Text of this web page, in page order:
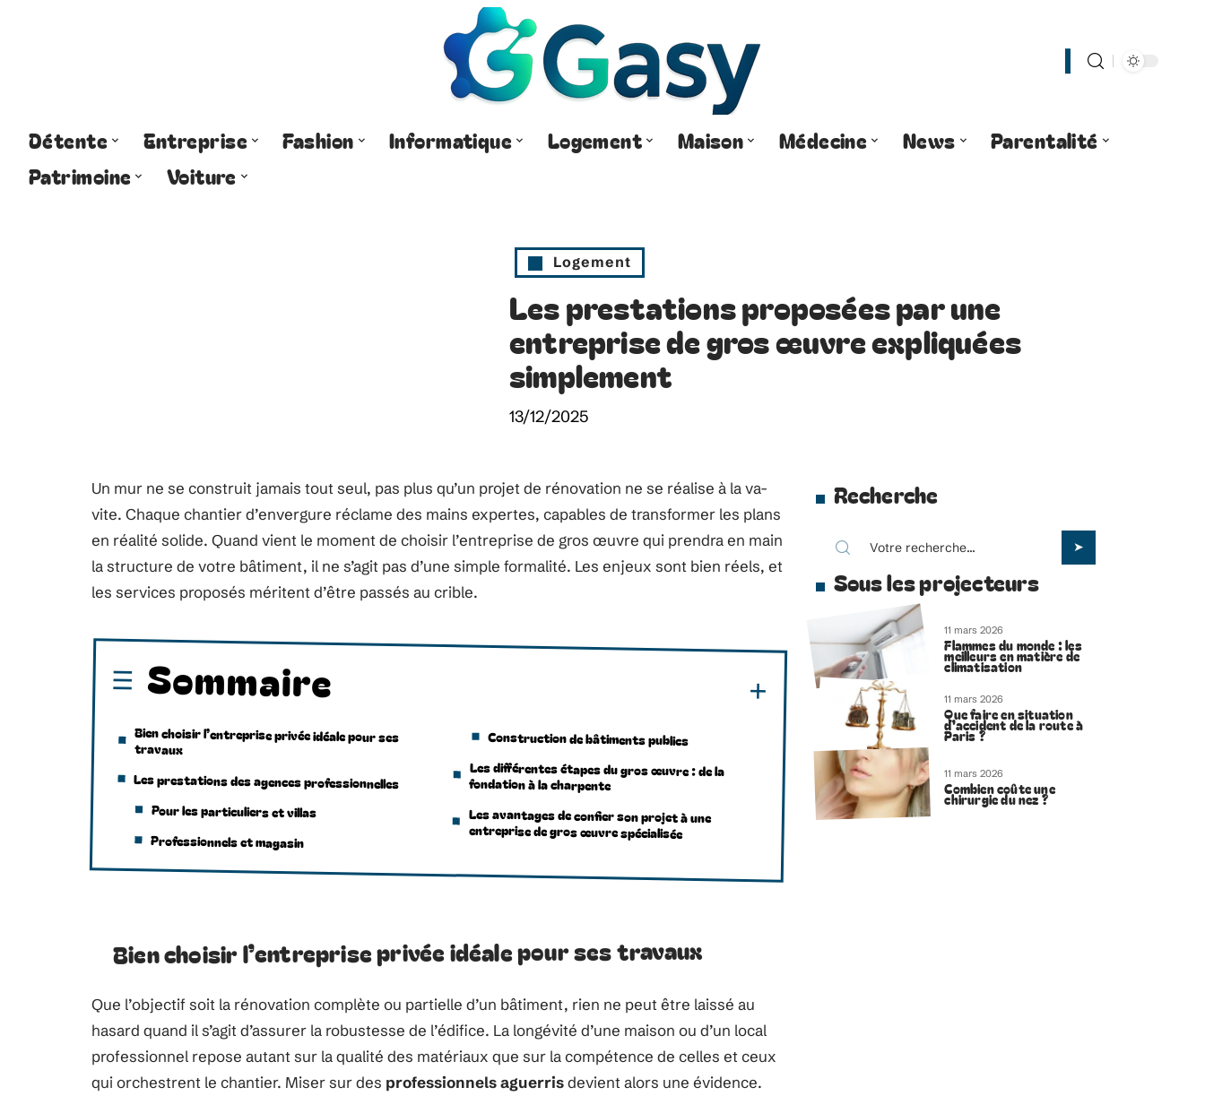
Détente Entreprise Fashion Informatique Logement Maison Médecine News
Parentalité
Patrimoine
Voiture
Logement
Les prestations proposées par une
entreprise de gros œuvre expliquées
simplement
13/12/2025
Un mur ne se construit jamais tout seul, pas plus qu’un projet de rénovation ne se réalise à la va-
vite. Chaque chantier d’envergure réclame des mains expertes, capables de transformer les plans
en réalité solide. Quand vient le moment de choisir l’entreprise de gros œuvre qui prendra en main
la structure de votre bâtiment, il ne s’agit pas d’une simple formalité. Les enjeux sont bien réels, et
les services proposés méritent d’être passés au crible.
Sommaire
Bien choisir l’entreprise privée idéale pour ses
travaux
Les prestations des agences professionnelles
Pour les particuliers et villas
Professionnels et magasin
Construction de bâtiments publics
Les différentes étapes du gros œuvre : de la
fondation à la charpente
Les avantages de confier son projet à une
entreprise de gros œuvre spécialisée
Bien choisir l’entreprise privée idéale pour ses travaux
Que l’objectif soit la rénovation complète ou partielle d’un bâtiment, rien ne peut être laissé au
hasard quand il s’agit d’assurer la robustesse de l’édifice. La longévité d’une maison ou d’un local
professionnel repose autant sur la qualité des matériaux que sur la compétence de celles et ceux
qui orchestrent le chantier. Miser sur des professionnels aguerrisdevient alors une évidence.
Recherche
Sous les projecteurs
11 mars 2026
Flammes du monde : les
meilleurs en matière de
climatisation
11 mars 2026
Que faire en situation
d’accident de la route à
Paris ?
11 mars 2026
Combien coûte une
chirurgie du nez ?